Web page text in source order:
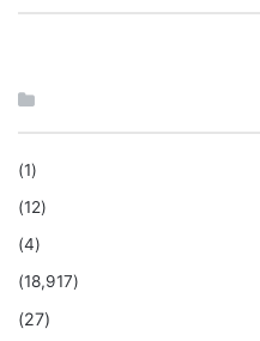
(1)
(12)
(4)
(18,917)
(27)